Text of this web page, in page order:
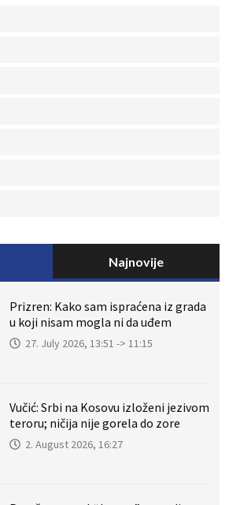
Najnovije
Prizren: Kako sam ispraćena iz grada
u koji nisam mogla ni da uđem
27. July 2026, 13:51 -> 11:15
Vučić: Srbi na Kosovu izloženi jezivom
teroru; ničija nije gorela do zore
2. August 2026, 16:27